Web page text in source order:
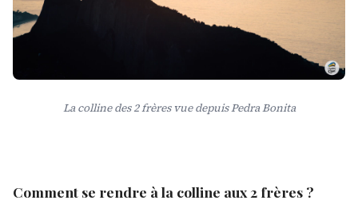
La colline des 2 frères vue depuis Pedra Bonita
Comment se rendre à la colline aux 2 frères ?